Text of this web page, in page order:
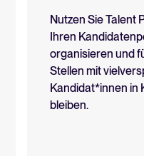
Nutzen Sie Talent
Ihren
organisieren und
Stellen mit
Kandidat*innen in
bleiben.